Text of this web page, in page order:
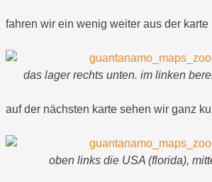
fahren wir ein wenig weiter aus der karte
das lager rechts unten. im linken
auf der nächsten karte sehen wir ganz
oben links die USA (florida),